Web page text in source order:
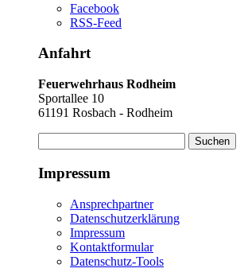
Facebook
RSS-Feed
Anfahrt
Feuerwehrhaus Rodheim
Sportallee 10
61191 Rosbach - Rodheim
nach:
Impressum
Ansprechpartner
Datenschutzerklärung
Impressum
Kontaktformular
Datenschutz-Tools